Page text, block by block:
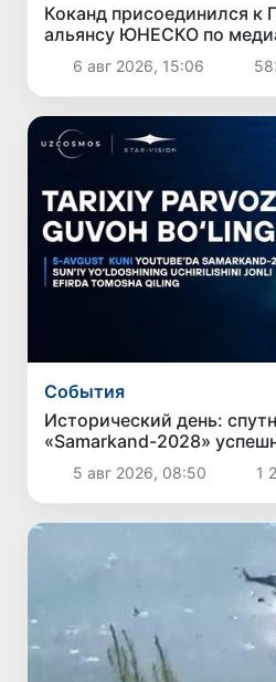
Коканд присоединился к
альянсу ЮНЕСКО по
информационной
6 авг 2026, 15:06
Cобытия
Исторический день:
«Samarkand-2028»
орбиту5 авг 2026, 08:50 1